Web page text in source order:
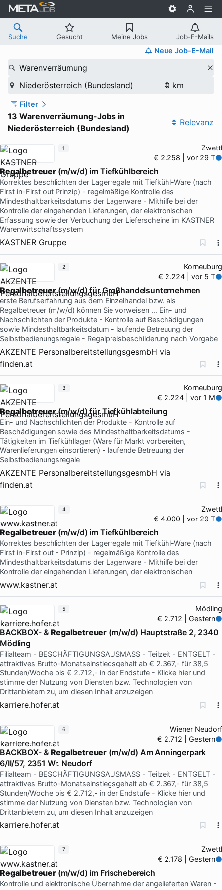
Suche Gesucht Meine Jobs Job-E-Mails
Neue Job-E-Mail
Warenverräumung
Niederösterreich (Bundesland)
Filter
13 Warenverräumung-Jobs in
Niederösterreich (Bundesland)
Relevanz
Zwettl
€ 2.258 | vor 29 T
Regalbetreuer(m/w/d) im Tiefkühlbereich
Korrektes beschlichten der Lagerregale mit Tiefkühl-Ware (nach
First in-First out Prinzip) - regelmäßige Kontrolle des
Mindesthaltbarkeitsdatums der Lagerware - Mithilfe bei der
Kontrolle der eingehenden Lieferungen, der elektronischen
Erfassung sowie der Verbuchung der Lieferscheine im KASTNER
Warenwirtschaftssystem
KASTNER Gruppe
1
Korneuburg
€ 2.224 | vor 5 T
Regalbetreuer(m/w/d) für Großhandelsunternehmen
erste Berufserfahrung aus dem Einzelhandel bzw. als
Regalbetreuer (m/w/d) können Sie vorweisen … Ein- und
Nachschlichten der Produkte - Kontrolle auf Beschädigungen
sowie Mindesthaltbarkeitsdatum - laufende Betreuung der
Selbstbedienungsregale - Regalpreisbeschilderung nach Vorgabe
AKZENTE PersonalbereitstellungsgesmbH via
finden.at
2
Korneuburg
€ 2.224 | vor 1 M
Regalbetreuer(m/w/d) für Tiefkühlabteilung
Ein- und Nachschlichten der Produkte - Kontrolle auf
Beschädigungen sowie des Mindesthaltbarkeitsdatums -
Tätigkeiten im Tiefkühllager (Ware für Markt vorbereiten,
Warenlieferungen einsortieren) - laufende Betreuung der
Selbstbedienungsregale
AKZENTE PersonalbereitstellungsgesmbH via
finden.at
3
Zwettl
€ 4.000 | vor 29 T
Regalbetreuer(m/w/d) im Tiefkühlbereich
Korrektes beschlichten der Lagerregale mit Tiefkühl-Ware (nach
First in-First out - Prinzip) - regelmäßige Kontrolle des
Mindesthaltbarkeitsdatums der Lagerware - Mithilfe bei der
Kontrolle der eingehenden Lieferungen, der elektronischen
www.kastner.at
4
Mödling
€ 2.712 | Gestern
BACKBOX- &Regalbetreuer (m/w/d) Hauptstraße 2, 2340
Mödling
Filialteam - BESCHÄFTIGUNGSAUSMASS - Teilzeit - ENTGELT -
attraktives Brutto-Monatseinstiegsgehalt ab € 2.367,- für 38,5
Stunden/Woche bis € 2.712,- in der Endstufe - Klicke hier und
stimme der Nutzung von Diensten bzw. Technologien von
Drittanbietern zu, um diesen Inhalt anzuzeigen
karriere.hofer.at
5
Wiener Neudorf
€ 2.712 | Gestern
BACKBOX- &Regalbetreuer (m/w/d) Am Anningerpark
6/II/57, 2351 Wr. Neudorf
Filialteam - BESCHÄFTIGUNGSAUSMASS - Teilzeit - ENTGELT -
attraktives Brutto-Monatseinstiegsgehalt ab € 2.367,- für 38,5
Stunden/Woche bis € 2.712,- in der Endstufe - Klicke hier und
stimme der Nutzung von Diensten bzw. Technologien von
Drittanbietern zu, um diesen Inhalt anzuzeigen
karriere.hofer.at
6
Zwettl
€ 2.178 | Gestern
Regalbetreuer(m/w/d) im Frischebereich
Kontrolle und elektronische Übernahme der angelieferten Waren -
7